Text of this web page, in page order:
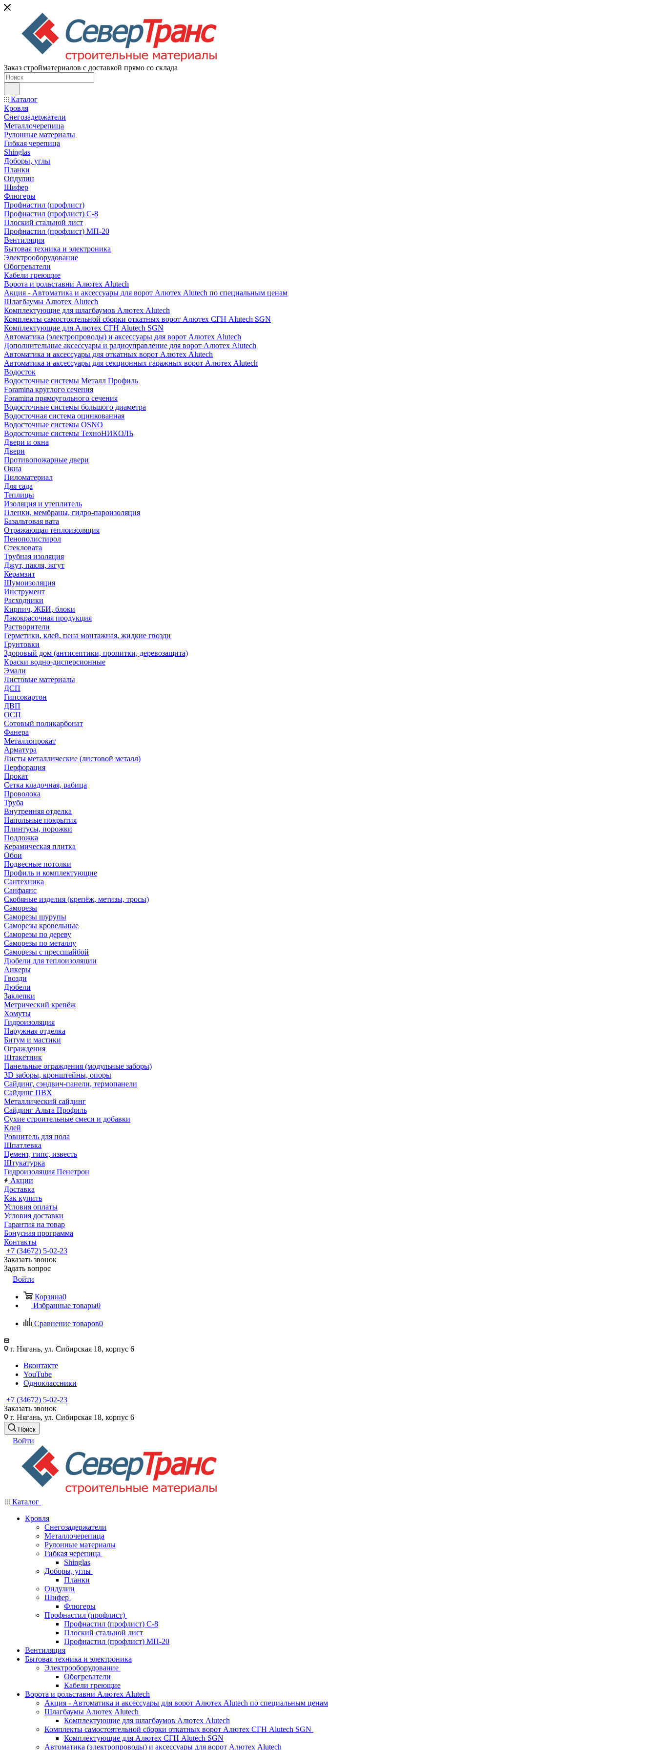
Заказ стройматериалов с доставкой прямо со склада
Каталог
Кровля
Снегозадержатели
Металлочерепица
Рулонные материалы
Гибкая черепица
Shinglas
Доборы, углы
Планки
Ондулин
Шифер
Флюгеры
Профнастил (профлист)
Профнастил (профлист) С-8
Плоский стальной лист
Профнастил (профлист) МП-20
Вентиляция
Бытовая техника и электроника
Электрооборудование
Обогреватели
Кабели греющие
Ворота и рольставни Алютех Alutech
Акция - Автоматика и аксессуары для ворот Алютех Alutech по специальным ценам
Шлагбаумы Алютех Alutech
Комплектующие для шлагбаумов Алютех Alutech
Комплекты самостоятельной сборки откатных ворот Алютех СГН Alutech SGN
Комплектующие для Алютех СГН Alutech SGN
Автоматика (электропроводы) и аксессуары для ворот Алютех Alutech
Дополнительные аксессуары и радиоуправление для ворот Алютех Alutech
Автоматика и аксессуары для откатных ворот Алютех Alutech
Автоматика и аксессуары для секционных гаражных ворот Алютех Alutech
Водосток
Водосточные системы Металл Профиль
Foramina круглого сечения
Foramina прямоугольного сечения
Водосточные системы большого диаметра
Водосточная система оцинкованная
Водосточные системы OSNO
Водосточные системы ТехноНИКОЛЬ
Двери и окна
Двери
Противопожарные двери
Окна
Пиломатериал
Для сада
Теплицы
Изоляция и утеплитель
Пленки, мембраны, гидро-пароизоляция
Базальтовая вата
Отражающая теплоизоляция
Пенополистирол
Стекловата
Трубная изоляция
Джут, пакля, жгут
Керамзит
Шумоизоляция
Инструмент
Расходники
Кирпич, ЖБИ, блоки
Лакокрасочная продукция
Растворители
Герметики, клей, пена монтажная, жидкие гвозди
Грунтовки
Здоровый дом (антисептики, пропитки, деревозащита)
Краски водно-дисперсионные
Эмали
Листовые материалы
ДСП
Гипсокартон
ДВП
ОСП
Сотовый поликарбонат
Фанера
Металлопрокат
Арматура
Листы металлические (листовой металл)
Перфорация
Прокат
Сетка кладочная, рабица
Проволока
Труба
Внутренняя отделка
Напольные покрытия
Плинтусы, порожки
Подложка
Керамическая плитка
Обои
Подвесные потолки
Профиль и комплектующие
Сантехника
Санфаянс
Скобяные изделия (крепёж, метизы, тросы)
Саморезы
Саморезы шурупы
Саморезы кровельные
Саморезы по дереву
Саморезы по металлу
Саморезы с прессшайбой
Дюбели для теплоизоляции
Анкеры
Гвозди
Дюбели
Заклепки
Метрический крепёж
Хомуты
Гидроизоляция
Наружная отделка
Битум и мастики
Ограждения
Штакетник
Панельные ограждения (модульные заборы)
3D заборы, кронштейны, опоры
Cайдинг, сэндвич-панели, термопанели
Сайдинг ПВХ
Металлический сайдинг
Сайдинг Альта Профиль
Сухие строительные смеси и добавки
Клей
Ровнитель для пола
Шпатлевка
Цемент, гипс, известь
Штукатурка
Гидроизоляция Пенетрон
Акции
Доставка
Как купить
Условия оплаты
Условия доставки
Гарантия на товар
Бонусная программа
Контакты
+7 (34672) 5-02-23
Заказать звонок
Задать вопрос
Войти
Корзина0
Избранные товары0
Сравнение товаров0
г. Нягань, ул. Сибирская 18, корпус 6
Вконтакте
YouTube
Одноклассники
+7 (34672) 5-02-23
Заказать звонок
г. Нягань, ул. Сибирская 18, корпус 6
Поиск
Войти
Каталог
Кровля
Снегозадержатели
Металлочерепица
Рулонные материалы
Гибкая черепица
Shinglas
Доборы, углы
Планки
Ондулин
Шифер
Флюгеры
Профнастил (профлист)
Профнастил (профлист) С-8
Плоский стальной лист
Профнастил (профлист) МП-20
Вентиляция
Бытовая техника и электроника
Электрооборудование
Обогреватели
Кабели греющие
Ворота и рольставни Алютех Alutech
Акция - Автоматика и аксессуары для ворот Алютех Alutech по специальным ценам
Шлагбаумы Алютех Alutech
Комплектующие для шлагбаумов Алютех Alutech
Комплекты самостоятельной сборки откатных ворот Алютех СГН Alutech SGN
Комплектующие для Алютех СГН Alutech SGN
Автоматика (электропроводы) и аксессуары для ворот Алютех Alutech